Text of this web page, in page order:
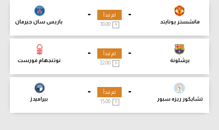
-
مانشستر يونايتد
-
باريس سان جيرمان
لم تبدأ
18:00
-
برشلونة
-
نوتنجهام فورست
لم تبدأ
-
تشايكور ريزه سبور
-
بيراميدز
لم تبدأ
15:00